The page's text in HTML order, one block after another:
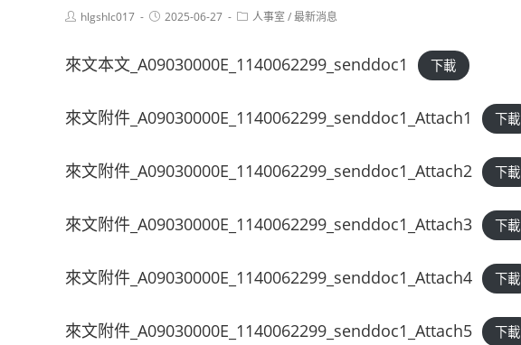
Posthlgshlc017
Post2025-06-27
Post人事室 /最新消息
來文本文_A09030000E_1140062299_senddoc1 下載
來文附件_A09030000E_1140062299_senddoc1_Attach1 下載
來文附件_A09030000E_1140062299_senddoc1_Attach2 下載
來文附件_A09030000E_1140062299_senddoc1_Attach3 下載
來文附件_A09030000E_1140062299_senddoc1_Attach4 下載
來文附件_A09030000E_1140062299_senddoc1_Attach5 下載